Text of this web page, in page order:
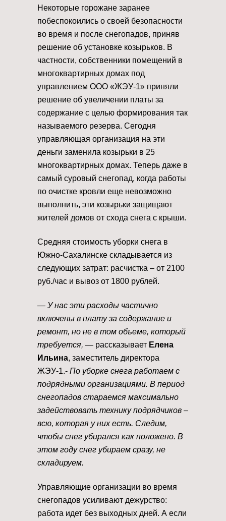
Некоторые горожане заранее
побеспокоились о своей безопасности
во время и после снегопадов, приняв
решение об установке козырьков. В
частности, собственники помещений в
многоквартирных домах под
управлением ООО «ЖЭУ-1» приняли
решение об увеличении платы за
содержание с целью формирования так
называемого резерва. Сегодня
управляющая организация на эти
деньги заменила козырьки в 25
многоквартирных домах. Теперь даже в
самый суровый снегопад, когда работы
по очистке кровли еще невозможно
выполнить, эти козырьки защищают
жителей домов от схода снега с крыши.
Средняя стоимость уборки снега в
Южно-Сахалинске складывается из
следующих затрат: расчистка – от 2100
руб./час и вывоз от 1800 рублей.
— У нас эти расходы частично
включены в плату за содержание и
ремонт, но не в том объеме, который
требуется, — рассказывает Елена
Ильина, заместитель директора
ЖЭУ-1.- По уборке снега работаем с
подрядными организациями. В период
снегопадов стараемся максимально
задействовать технику подрядчиков –
всю, которая у них есть. Следим,
чтобы снег убирался как положено. В
этом году снег убираем сразу, не
складируем.
Управляющие организации во время
снегопадов усиливают дежурство:
работа идет без выходных дней. А если